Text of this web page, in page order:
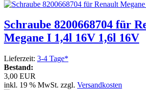
Schraube 8200668704 für
Megane I 1,4l 16V 1,6l 16V
Lieferzeit: 3-4 Tage*
Bestand:
3,00 EUR
inkl. 19 % MwSt. zzgl. Versandkosten